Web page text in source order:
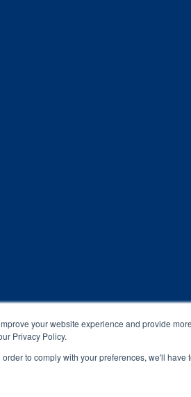
your website experience and provide
Privacy Policy.
to comply with your preferences, we'll have